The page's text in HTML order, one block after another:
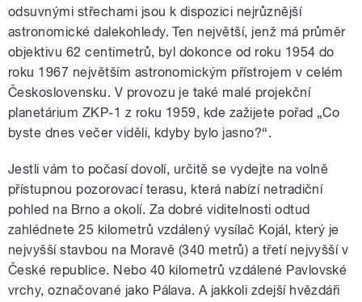
odsuvnými střechami jsou k dispozici nejrůznější
astronomické dalekohledy. Ten největší, jenž má průměr
objektivu 62 centimetrů, byl dokonce od roku 1954 do
roku 1967 největším astronomickým přístrojem v celém
Československu. V provozu je také malé projekční
planetárium ZKP-1 z roku 1959, kde zažijete pořad „Co
byste dnes večer viděli, kdyby bylo jasno?“.
Jestli vám to počasí dovolí, určitě se vydejte na volně
přístupnou pozorovací terasu, která nabízí netradiční
pohled na Brno a okolí. Za dobré viditelnosti odtud
zahlédnete 25 kilometrů vzdálený vysílač Kojál, který je
nejvyšší stavbou na Moravě (340 metrů) a třetí nejvyšší v
České republice. Nebo 40 kilometrů vzdálené Pavlovské
vrchy, označované jako Pálava. A jakkoli zdejší hvězdáři